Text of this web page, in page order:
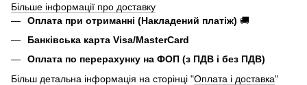
Більше інформації про доставку
Оплата при отриманні (Накладений платіж) 🚚
Банківська карта Visa/MasterCard
Оплата по перерахунку на ФОП (з ПДВ і без ПДВ)
Більш детальна інформація на сторінці "Оплата і доставка"